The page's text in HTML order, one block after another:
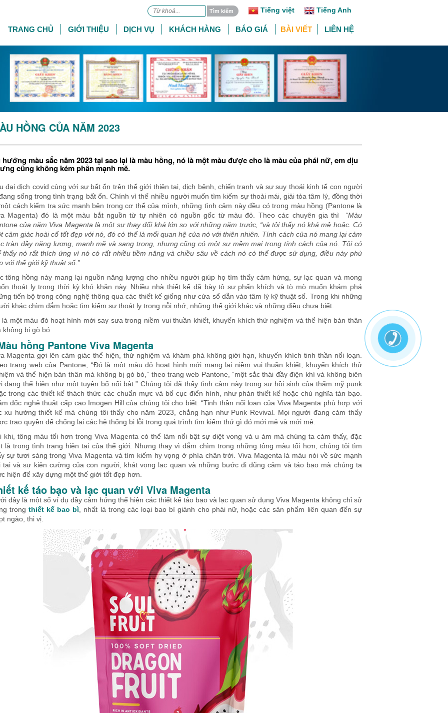
Tiếng việt Tiếng Anh
TRANG CHỦ GIỚI THIỆU DỊCH VỤ KHÁCH HÀNG BÁO GIÁ BÀI VIẾT LIÊN HỆ
HỒNG CỦA NĂM 2023
hướng màu sắc năm 2023 tại sao lại là màu hồng, nó là một màu được cho là màu của phái nữ, em dịu
cũng không kém phần mạnh mẽ.
đại dịch covid cùng với sự bất ổn trên thế giới thiên tai, dịch bệnh, chiến tranh và sự suy thoái kinh tế con người
sống trong tình trạng bất ổn. Chính vì thế nhiều người muốn tìm kiếm sự thoải mái, giải tỏa tâm lý, đồng thời
cách kiểm tra sức mạnh bên trong cơ thể của mình, những tình cảm này đều có trong màu hồng (Pantone là
Magenta) đó là một màu bắt nguồn từ tự nhiên có nguồn gốc từ màu đỏ. Theo các chuyên gia thì “Màu
của năm Viva Magenta là một sự thay đổi khá lớn so với những năm trước, “và tôi thấy nó khá mê hoặc. Có
cảm giác hoài cổ tốt đẹp với nó, đó có thể là mối quan hệ của nó với thiên nhiên. Tính cách của nó mang lại cảm
tràn đầy năng lượng, mạnh mẽ và sang trọng, nhưng cũng có một sự mềm mại trong tính cách của nó. Tôi có
thấy nó rất thích ứng vì nó có rất nhiều tiềm năng và chiều sâu về cách nó có thể được sử dụng, điều này phù
với thế giới kỹ thuật số.”
tông hồng này mang lại nguồn năng lượng cho nhiều người giúp họ tìm thấy cảm hứng, sự lạc quan và mong
thoát ly trong thời kỳ khó khăn này. Nhiều nhà thiết kế đã bày tỏ sự phấn khích và tò mò muốn khám phá
tiến bộ trong công nghệ thông qua các thiết kế giống như cửa sổ dẫn vào tâm lý kỹ thuật số. Trong khi những
khác chìm đắm hoặc tìm kiếm sự thoát ly trong nỗi nhớ, những thế giới khác và những điều chưa biết.
một màu đỏ hoạt hình mới say sưa trong niềm vui thuần khiết, khuyến khích thử nghiệm và thể hiện bản thân
không bị gò bó
hồng Pantone Viva Magenta
Magenta gợi lên cảm giác thể hiện, thử nghiệm và khám phá không giới hạn, khuyến khích tinh thần nổi loạn.
trang web của Pantone, “Đó là một màu đỏ hoạt hình mới mang lại niềm vui thuần khiết, khuyến khích thử
và thể hiện bản thân mà không bị gò bó,” theo trang web Pantone, “một sắc thái đầy điện khí và không biên
đang thể hiện như một tuyên bố nổi bật.” Chúng tôi đã thấy tình cảm này trong sự hồi sinh của thẩm mỹ punk
trong các thiết kế thách thức các chuẩn mực và bố cục điển hình, như phản thiết kế hoặc chủ nghĩa tàn bạo.
đốc nghệ thuật cấp cao Imogen Hill của chúng tôi cho biết: “Tinh thần nổi loạn của Viva Magenta phù hợp với
xu hướng thiết kế mà chúng tôi thấy cho năm 2023, chẳng hạn như Punk Revival. Mọi người đang cảm thấy
trao quyền để chống lại các hệ thống bị lỗi trong quá trình tìm kiếm thứ gì đó mới mẻ và mới mẻ.
khi, tông màu tối hơn trong Viva Magenta có thể làm nổi bật sự diệt vong và u ám mà chúng ta cảm thấy, đặc
là trong tình trạng hiện tại của thế giới. Nhưng thay vì đắm chìm trong những tông màu tối hơn, chúng tôi tìm
sự tươi sáng trong Viva Magenta và tìm kiếm hy vọng ở phía chân trời. Viva Magenta là màu nói về sức mạnh
tại và sự kiên cường của con người, khát vọng lạc quan và những bước đi dũng cảm và táo bạo mà chúng ta
hiện để xây dựng một thế giới tốt đẹp hơn.
kế táo bạo và lạc quan với Viva Magenta
đây là một số ví dụ đầy cảm hứng thể hiện các thiết kế táo bạo và lạc quan sử dụng Viva Magenta không chỉ sử
trong thiết kế bao bì , nhất là trong các loại bao bì giành cho phái nữ, hoặc các sản phẩm liên quan đến sự
ngào, thi vị.